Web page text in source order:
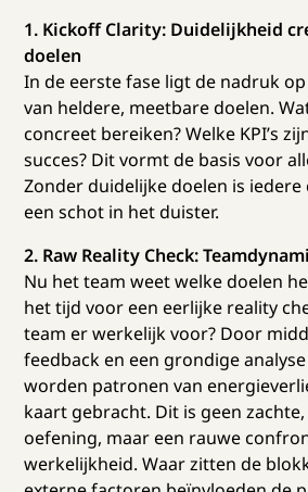
1. Kickoff Clarity: Duidelijkheid
doelen
In de eerste fase ligt de nadruk
van heldere, meetbare doelen.
concreet bereiken? Welke KPI’s
succes? Dit vormt de basis voor
Zonder duidelijke doelen is iedere
een schot in het duister.
2. Raw Reality Check:
Nu het team weet welke doelen
het tijd voor een eerlijke reality
team er werkelijk voor? Door
feedback en een grondige
worden patronen van
kaart gebracht. Dit is geen
oefening, maar een rauwe
werkelijkheid. Waar zitten de